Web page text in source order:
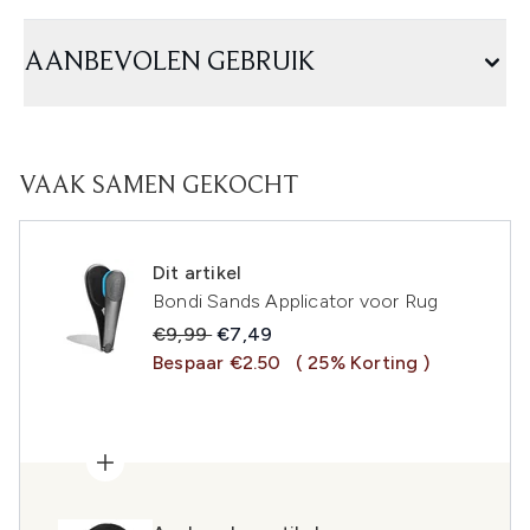
AANBEVOLEN GEBRUIK
VAAK SAMEN GEKOCHT
Dit artikel
Bondi Sands Applicator voor Rug
Recommended Retail Price:
€9,99Huidige prijs:
€7,49
Bespaar €2.50
( 25% Korting )